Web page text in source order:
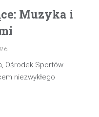
Muzyka i
Ośrodek Sportów
niezwykłego